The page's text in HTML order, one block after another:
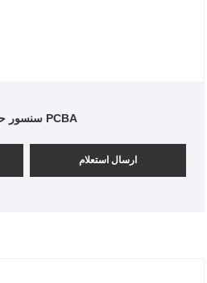
سنسور حرکت PCBA
ارسال استعلام